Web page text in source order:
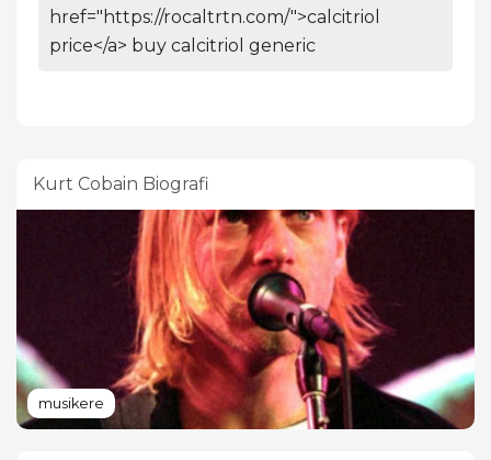
href="https://rocaltrtn.com/">calcitriol
price</a> buy calcitriol generic
Kurt Cobain Biografi
musikere